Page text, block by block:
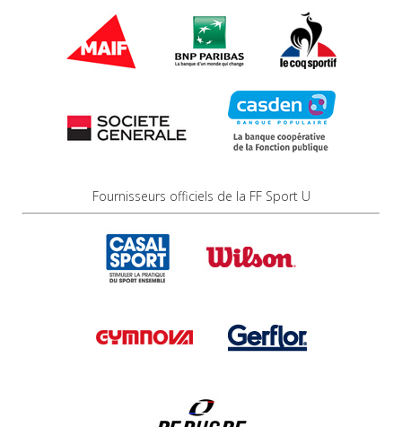
Fournisseurs officiels de la FF Sport U